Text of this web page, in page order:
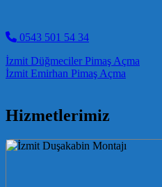
0543 501 54 34
Post navigation
İzmit Düğmeciler Pimaş Açma
İzmit Emirhan Pimaş Açma
Hizmetlerimiz